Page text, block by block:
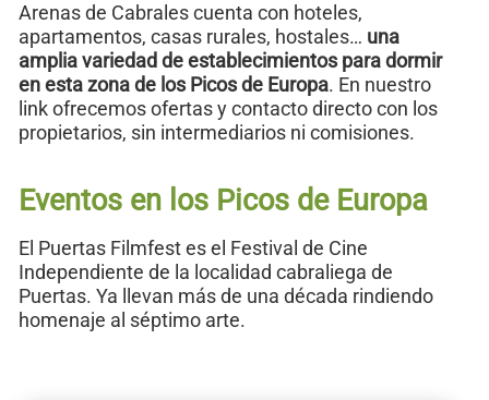
Arenas de Cabrales cuenta con hoteles,
apartamentos, casas rurales, hostales… una
amplia variedad de establecimientos para dormir
en esta zona de los Picos de Europa. En nuestro
link ofrecemos ofertas y contacto directo con los
propietarios, sin intermediarios ni comisiones.
Eventos en los Picos de Europa
El Puertas Filmfest es el Festival de Cine
Independiente de la localidad cabraliega de
Puertas. Ya llevan más de una década rindiendo
homenaje al séptimo arte.